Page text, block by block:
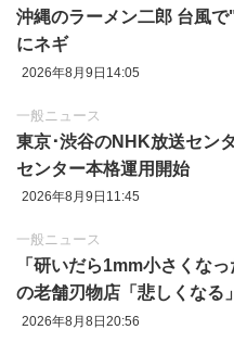
沖縄のラーメン二郎 台風
にネギ
2026年8月9日14:05
一般ニュース
東京‪･‬渋谷のNHK放送セン
センター本格運用開始
2026年8月9日11:45
一般ニュース
「研いだら1mm小さくな
の老舗刃物店「悲しくなる」
2026年8月8日20:56